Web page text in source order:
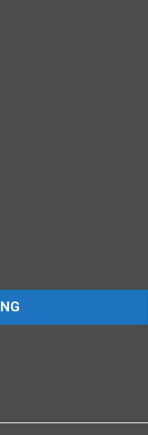
hiệu 3W Chính